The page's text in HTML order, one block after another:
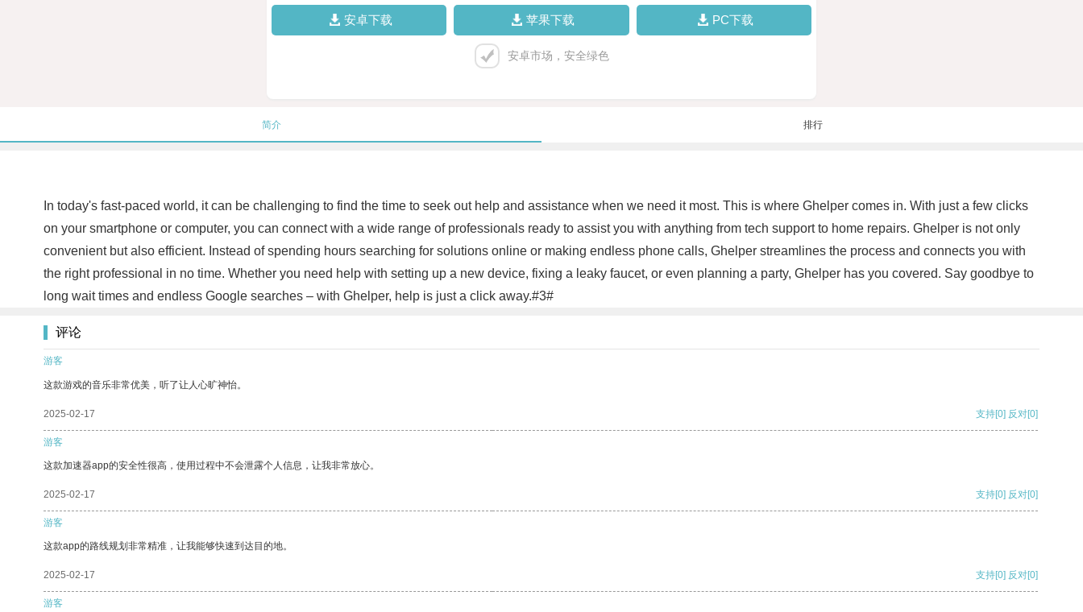
安卓下载 苹果下载 PC下载
安卓市场，安全绿色
简介 排行
In today's fast-paced world, it can be challenging to find the time to seek out help and assistance when we need it most. This is where Ghelper comes in. With just a few clicks
on your smartphone or computer, you can connect with a wide range of professionals ready to assist you with anything from tech support to home repairs. Ghelper is not only
convenient but also efficient. Instead of spending hours searching for solutions online or making endless phone calls, Ghelper streamlines the process and connects you with
the right professional in no time. Whether you need help with setting up a new device, fixing a leaky faucet, or even planning a party, Ghelper has you covered. Say goodbye to
long wait times and endless Google searches – with Ghelper, help is just a click away.#3#
评论
游客
这款游戏的音乐非常优美，听了让人心旷神怡。
2025-02-17 支持[0] 反对[0]
游客
这款加速器app的安全性很高，使用过程中不会泄露个人信息，让我非常放心。
2025-02-17 支持[0] 反对[0]
游客
这款app的路线规划非常精准，让我能够快速到达目的地。
2025-02-17 支持[0] 反对[0]
游客